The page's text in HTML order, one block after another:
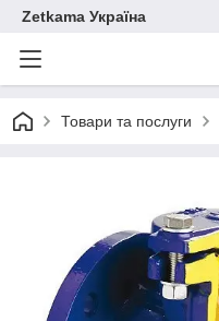
Zetkama Україна
Товари та послуги